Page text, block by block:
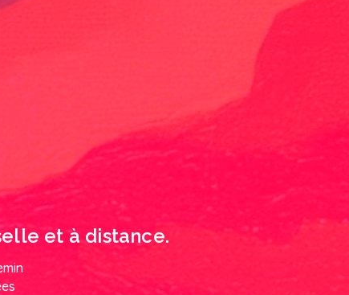
et à distance.